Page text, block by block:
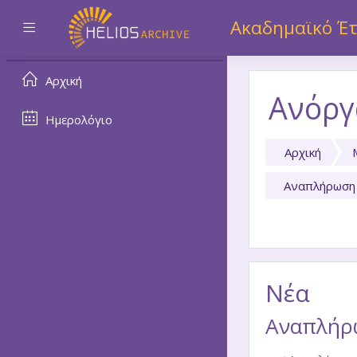
Πλευρικός πίνακας Ακαδημαϊκό
Αρχική
Αναπλήρωση
Νέα
Αρχική
Ημερολόγιο